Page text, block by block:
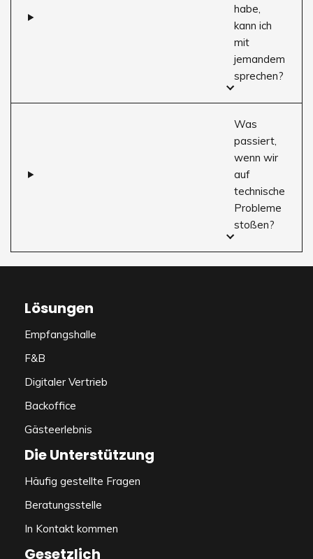
habe,
kann ich
mit
jemandem
sprechen?
Was
passiert,
wenn wir
auf
technische
Probleme
stoßen?
Lösungen
Empfangshalle
F&B
Digitaler Vertrieb
Backoffice
Gästeerlebnis
Die Unterstützung
Häufig gestellte Fragen
Beratungsstelle
In Kontakt kommen
Gesetzlich